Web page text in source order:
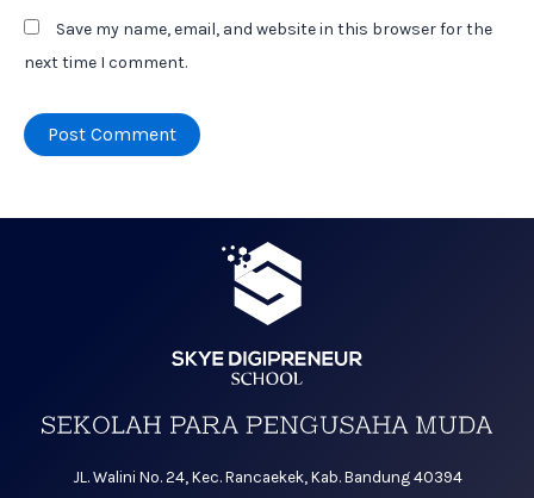
Save my name, email, and website in this browser for the
next time I comment.
JL. Walini No. 24, Kec. Rancaekek, Kab. Bandung 40394